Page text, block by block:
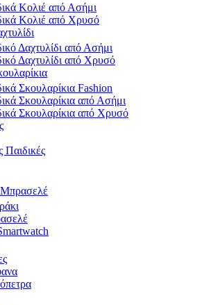
Κολιέ από Ασήμι
Κολιέ από Χρυσό
Δαχτυλίδι από Ασήμι
Δαχτυλίδι από Χρυσό
Σκουλαρίκια Fashion
Σκουλαρίκια από Ασήμι
Σκουλαρίκια από Χρυσό